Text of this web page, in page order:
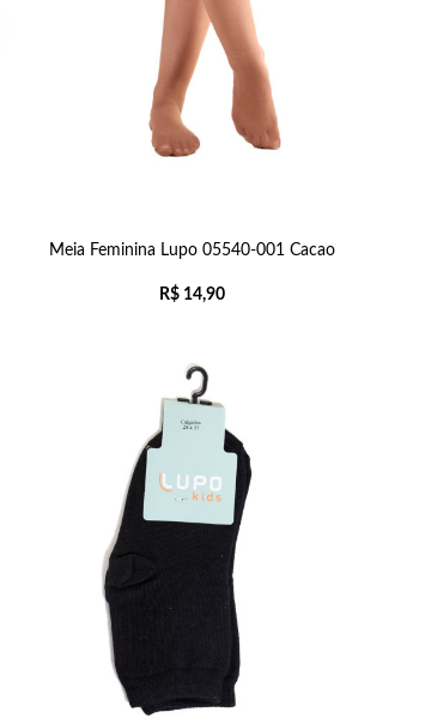
Meia Feminina Lupo 05540-001 Cacao
R$ 14,90